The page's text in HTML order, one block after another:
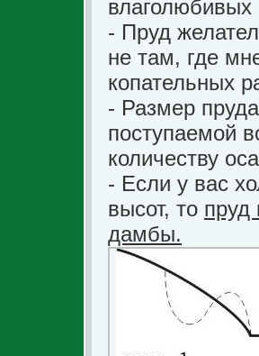
влаголюбивых
- Пруд
не там, где
копательных
- Размер
поступаемой
количеству
- Если у вас
высот, то пруд
дамбы.